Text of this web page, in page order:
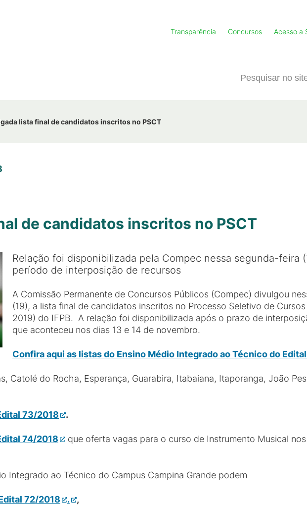
Transparência Concursos Acesso a
lista final de candidatos inscritos no PSCT
de candidatos inscritos no PSCT
Relação foi disponibilizada pela Compec nessa segunda-feira
período de interposição de recursos
A Comissão Permanente de Concursos Públicos (Compec) divulgou
(19), a lista final de candidatos inscritos no Processo Seletivo de
2019) do IFPB. A relação foi disponibilizada após o prazo de
que aconteceu nos dias 13 e 14 de novembro.
Confira aqui as listas do Ensino Médio Integrado ao Técnico do
Catolé do Rocha, Esperança, Guarabira, Itabaiana, Itaporanga, João
73/2018 .
74/2018
que oferta vagas para o curso de Instrumento Musical
Integrado ao Técnico do Campus Campina Grande podem
72/2018 . ,